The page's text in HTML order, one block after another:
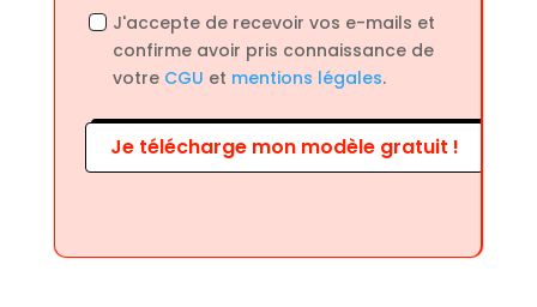
J'accepte de recevoir vos e-mails et
confirme avoir pris connaissance de
votre CGU et mentions légales.
Je télécharge mon modèle gratuit !